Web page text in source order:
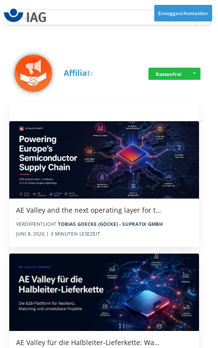
Einloggen/Anmelden
Affiliate Kostenfrei
AE Valley and the next operating layer for t…
VERÖFFENTLICHT TOBIAS GOECKE (GÖCKE) - SUPRATIX GMBH
JUNI 8, 2026 | 3 MINUTEN LESEZEIT
AE Valley für die Halbleiter-Lieferkette: Wa…